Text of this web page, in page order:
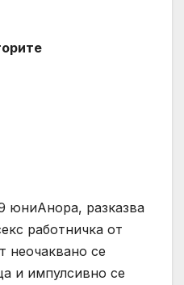
юниАнора, разказва
работничка от
неочаквано се
и импулсивно се